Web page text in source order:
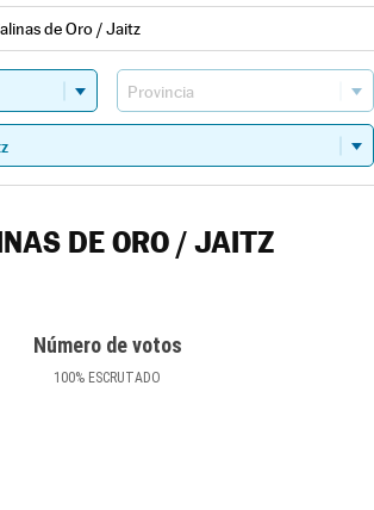
de Oro / Jaitz
DE ORO / JAITZ
Número de votos
100% ESCRUTADO